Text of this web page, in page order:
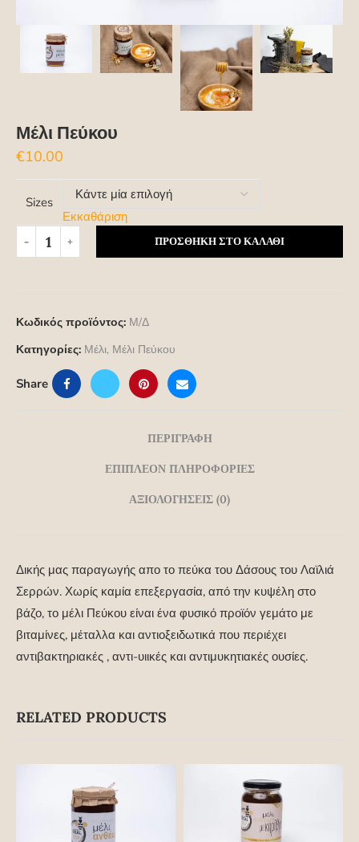
Μέλι Πεύκου
€10.00
Sizes
Εκκαθάριση
ΠΡΟΣΘΉΚΗ ΣΤΟ ΚΑΛΆΘΙ
Κωδικός προϊόντος: Μ/Δ
Κατηγορίες: Μέλι, Μέλι Πεύκου
Share
ΠΕΡΙΓΡΑΦΉ
ΕΠΙΠΛΈΟΝ ΠΛΗΡΟΦΟΡΊΕΣ
ΑΞΙΟΛΟΓΉΣΕΙΣ (0)
Δικής μας παραγωγής απο το πεύκα του Δάσους του Λαϊλιά
Σερρών. Χωρίς καμία επεξεργασία, από την κυψέλη στο
βάζο, το μέλι Πεύκου είναι ένα φυσικό προϊόν γεμάτο με
βιταμίνες, μέταλλα και αντιοξειδωτικά που περιέχει
αντιβακτηριακές , αντι-υιικές και αντιμυκητιακές ουσίες.
RELATED PRODUCTS